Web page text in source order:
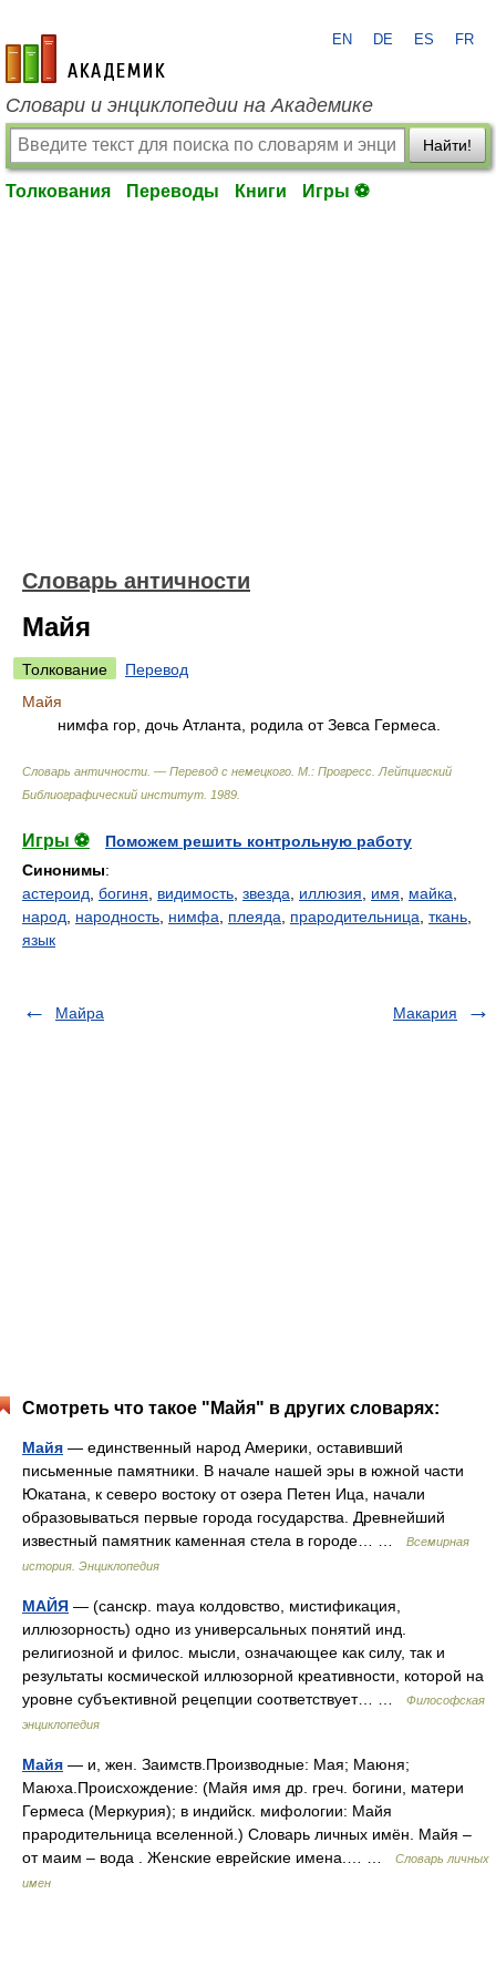
academic.ru
EN DE ES FR
Словари и энциклопедии на Академике
Найти!
Толкования Переводы Книги Игры ⚽
Словарь античности
Майя
Толкование
Перевод
Майя
нимфа гор, дочь Атланта, родила от Зевса Гермеса.
Словарь античности. — Перевод с немецкого. М.: Прогресс Лейпцигский
Библиографический институт 1989
Игры ⚽
Поможем решить контрольную работу
Синонимы:
астероид богиня видимость звезда иллюзия имя майка
народ
народность нимфа плеяда прародительница ткань
язык
Майра Макария
Смотреть что такое "Майя" в других словарях:
Майя — единственный народ Америки, оставивший
письменные памятники. В начале нашей эры в южной части
Юкатана, к северо востоку от озера Петен Ица, начали
образовываться первые города государства. Древнейший
известный памятник каменная стела в городе… …
Всемирная
история. Энциклопедия
МАЙЯ — (санскр. maya колдовство, мистификация,
иллюзорность) одно из универсальных понятий инд.
религиозной и филос. мысли, означающее как силу, так и
результаты космической иллюзорной креативности, которой на
уровне субъективной рецепции соответствует… …
Философская
энциклопедия
Майя — и, жен. Заимств.Производные: Мая; Маюня;
Маюха.Происхождение: (Майя имя др. греч. богини, матери
Гермеса (Меркурия); в индийск. мифологии: Майя
прародительница вселенной.) Словарь личных имён. Майя –
от маим – вода . Женские еврейские имена.… …
Словарь личных
имен